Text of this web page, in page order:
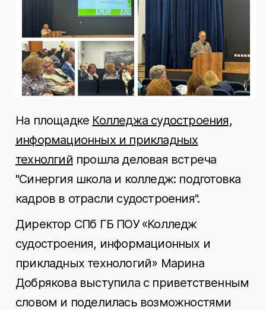
На площадке Колледжа судостроения,
информационных и прикладных
технолгий прошла деловая встреча
"Синергия школа и колледж: подготовка
кадров в отрасли судостроения".
Директор СПб ГБ ПОУ «Колледж
судостроения, информационных и
прикладных технологий» Марина
Добрякова выступила с приветственным
словом и поделилась возможностями